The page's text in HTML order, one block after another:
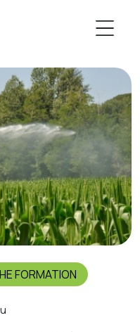
FORMATION